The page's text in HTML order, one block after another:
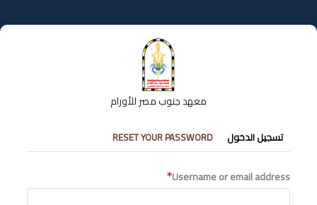
إلى
المحتوى
معهد جنوب مصر للأورام
التبويبات
الأساسية
تسجيل الدخول RESET YOUR PASSWORD
Username or email address